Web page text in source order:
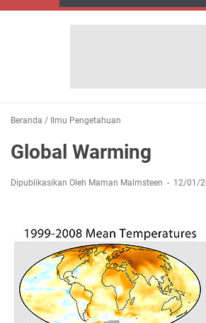
Beranda / Ilmu Pengetahuan
Global Warming
Dipublikasikan Oleh Maman Malmsteen 12/01/